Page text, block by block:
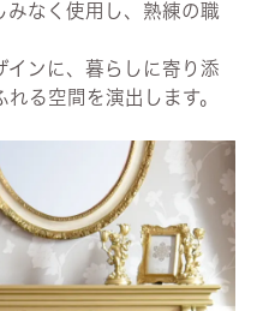
みなく使用し、熟練の職
インに、暮らしに寄り添
る空間を演出します。